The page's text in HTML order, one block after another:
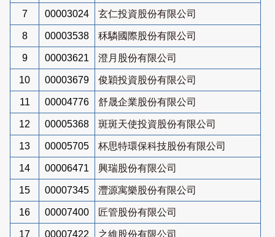
7 00003024 玄仁投資股份有限公司
8 00003538 秝驎國際股份有限公司
9 00003621 澄月股份有限公司
10 00003679 俊穎投資股份有限公司
11 00004776 舒晟企業股份有限公司
12 00005368 斑斑天使投資股份有限公司
13 00005705 杯思特環保科技股份有限公司
14 00006471 興瑞股份有限公司
15 00007345 灃源寓樂股份有限公司
16 00007400 匠管股份有限公司
17 00007422 之維股份有限公司